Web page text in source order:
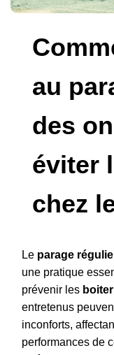
au
des
éviter
chez
Le parage
une pratique
prévenir les
entretenus
inconforts,
performances de